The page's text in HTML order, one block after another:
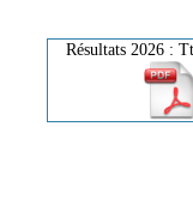
Résultats 2026 :